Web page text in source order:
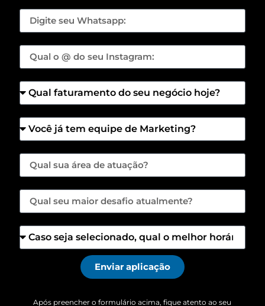
Enviar aplicação
Após preencher o formulário acima, fique atento ao seu